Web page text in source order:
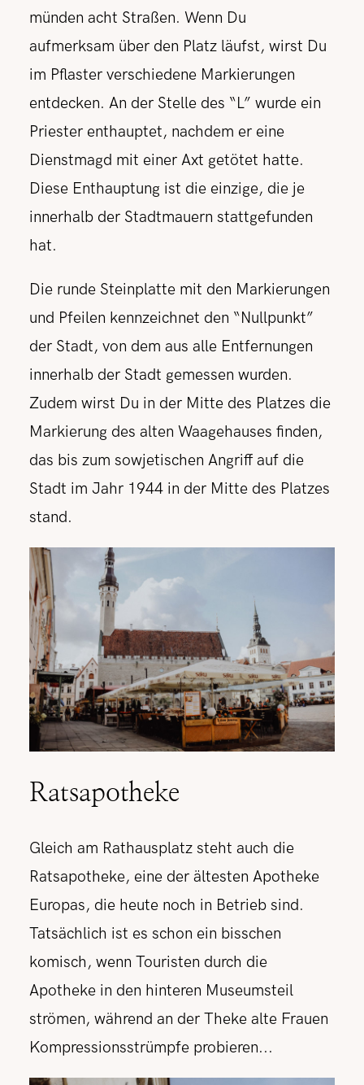
münden acht Straßen. Wenn Du
aufmerksam über den Platz läufst, wirst Du
im Pflaster verschiedene Markierungen
entdecken. An der Stelle des “L” wurde ein
Priester enthauptet, nachdem er eine
Dienstmagd mit einer Axt getötet hatte.
Diese Enthauptung ist die einzige, die je
innerhalb der Stadtmauern stattgefunden
hat.
Die runde Steinplatte mit den Markierungen
und Pfeilen kennzeichnet den “Nullpunkt”
der Stadt, von dem aus alle Entfernungen
innerhalb der Stadt gemessen wurden.
Zudem wirst Du in der Mitte des Platzes die
Markierung des alten Waagehauses finden,
das bis zum sowjetischen Angriff auf die
Stadt im Jahr 1944 in der Mitte des Platzes
stand.
Ratsapotheke
Gleich am Rathausplatz steht auch die
Ratsapotheke, eine der ältesten Apotheke
Europas, die heute noch in Betrieb sind.
Tatsächlich ist es schon ein bisschen
komisch, wenn Touristen durch die
Apotheke in den hinteren Museumsteil
strömen, während an der Theke alte Frauen
Kompressionsstrümpfe probieren...